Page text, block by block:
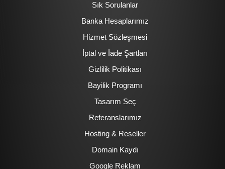
Sık Sorulanlar
Banka Hesaplarımız
Hizmet Sözleşmesi
İptal ve İade Şartları
Gizlilik Politikası
Bayilik Programı
Tasarım Seç
Referanslarımız
Hosting & Reseller
Domain Kaydı
Google Reklam